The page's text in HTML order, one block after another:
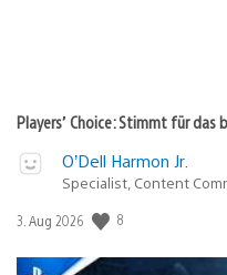
Players’ Choice: Stimmt für das
O’Dell Harmon Jr.
Specialist, Content
Veröffentlichungsdatum:
3. Aug 2026 8